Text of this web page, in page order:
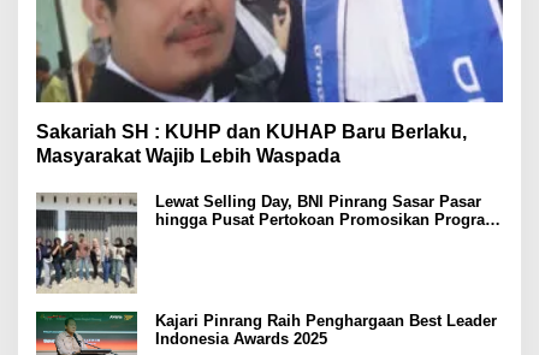
Sakariah SH : KUHP dan KUHAP Baru Berlaku,
Masyarakat Wajib Lebih Waspada
Lewat Selling Day, BNI Pinrang Sasar Pasar
hingga Pusat Pertokoan Promosikan Program
Kajari Pinrang Raih Penghargaan Best Leader
Indonesia Awards 2025